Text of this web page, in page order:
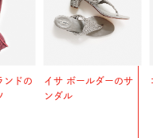
ンドの
イサ ボールダーのサ
ンダル